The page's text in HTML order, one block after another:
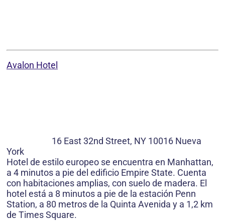
Avalon Hotel
16 East 32nd Street, NY 10016 Nueva
York
Hotel de estilo europeo se encuentra en Manhattan,
a 4 minutos a pie del edificio Empire State. Cuenta
con habitaciones amplias, con suelo de madera. El
hotel está a 8 minutos a pie de la estación Penn
Station, a 80 metros de la Quinta Avenida y a 1,2 km
de Times Square.